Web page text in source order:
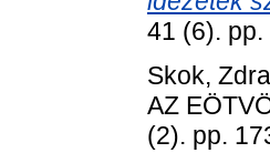
41 (6).
Skok,
AZ
(2). pp.